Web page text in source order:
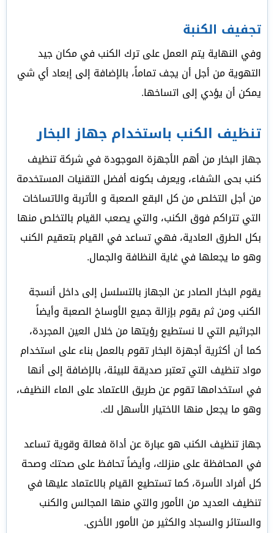
تجفيف الكنبة
وفي النهاية يتم العمل على ترك الكنب في مكان جيد
التهوية من أجل أن يجف تماماً، بالإضافة إلى إبعاد أي شي
يمكن أن يؤدي إلى اتساخها.
تنظيف الكنب باستخدام جهاز البخار
جهاز البخار من أهم الأجهزة الموجودة في شركة تنظيف
كنب بحى الشفاء، ويعرف بكونه أفضل التقنيات المستخدمة
من أجل التخلص من كل البقع الصعبة و الأتربة والاتساخات
التي تتراكم فوق الكنب، والتي يصعب القيام بالتخلص منها
بكل الطرق العادية، فهي تساعد في القيام بتعقيم الكنب
وهو ما يجعلها في غاية النظافة والجمال.
يقوم البخار الصادر عن الجهاز بالتسلسل إلى داخل أنسجة
الكنب ومن ثم يقوم بإزالة جميع الأوساخ الصعبة وأيضاً
الجراثيم التي لا نستطيع رؤيتها من خلال العين المجردة،
كما أن أكثرية أجهزة البخار تقوم بالعمل بناء على استخدام
مواد تنظيف التي تعتبر صديقة للبيئة، بالإضافة إلى أنها
في استخدامها تقوم عن طريق الاعتماد على الماء النظيف،
وهو ما يجعل منها الاختيار الأسهل لك.
جهاز تنظيف الكنب هو عبارة عن أداة فعالة وقوية تساعد
في المحافظة على منزلك، وأيضاً تحافظ على صحتك وصحة
كل أفراد الأسرة، كما تستطيع القيام بالاعتماد عليها في
تنظيف العديد من الأمور والتي منها المجالس والكنب
والستائر والسجاد والكثير من الأمور الأخرى.